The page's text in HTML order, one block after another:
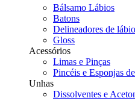
Bálsamo Lábios
Batons
Delineadores de
Gloss
Acessórios
Limas e Pinças
Pincéis e Esponjas
Unhas
Dissolventes e